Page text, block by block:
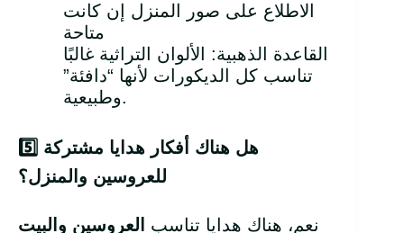
الاطلاع على صور المنزل إن كانت
متاحة
القاعدة الذهبية: الألوان التراثية غالبًا
تناسب كل الديكورات لأنها “دافئة”
وطبيعية.
5️ هل هناك أفكار هدايا مشتركة
للعروسين والمنزل؟
نعم، هناك هدايا تناسب
العروسين والبيت